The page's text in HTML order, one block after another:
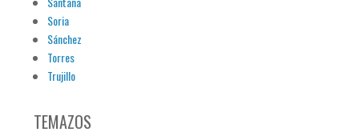
Soria
Sánchez
Torres
Trujillo
TEMAZOS